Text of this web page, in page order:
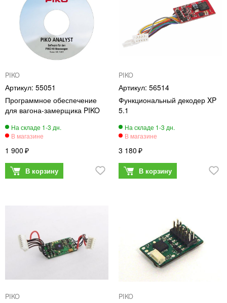
PIKO
55051
Программное обеспечение
для вагона-замерщика PIKO
1 900
PIKO
56514
Функциональный декодер XP
5.1
3 180
PIKO PIKO